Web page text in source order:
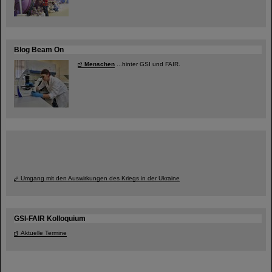
Blog Beam On
Menschen ...hinter GSI und FAIR.
Umgang mit den Auswirkungen des Kriegs in der Ukraine
GSI-FAIR Kolloquium
Aktuelle Termine